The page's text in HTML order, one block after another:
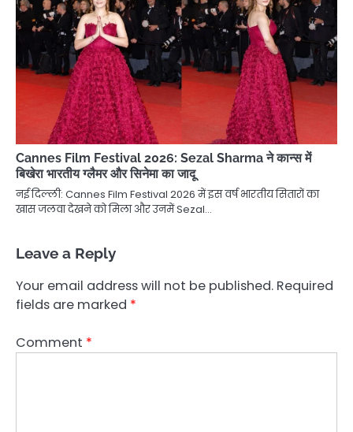
Cannes Film Festival 2026: Sezal Sharma ने कान्स में
बिखेरा भारतीय ग्लैमर और सिनेमा का जादू
नई दिल्ली: Cannes Film Festival 2026 में इस वर्ष भारतीय सितारों का
खास जलवा देखने को मिला और उनमें Sezal…
Leave a Reply
Your email address will not be published. Required
fields are marked *
Comment *